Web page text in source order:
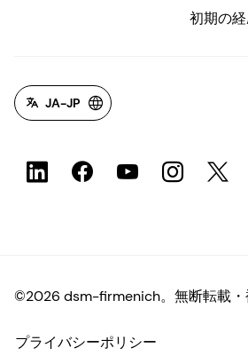
初期の
JA-JP
©2026 dsm-firmenich。無断転載・
プライバシーポリシー